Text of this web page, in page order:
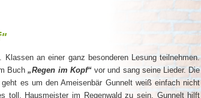
an einer ganz besonderen Lesung teilnehmen.
Buch„Regen im Kopf“vor und sang seine Lieder. Die
es um den Ameisenbär Gunnelt weiß einfach nicht
Hausmeister im Regenwald zu sein. Gunnelt hilft